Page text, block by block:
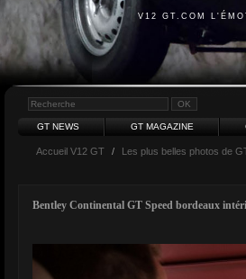
V12 GT.COM
GT NEWS GT MAGAZINE
Accueil V12 GT / Les plus belles photos de
Bentley Continental GT Speed bordeaux